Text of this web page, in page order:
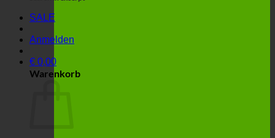
SALE
Anmelden
€ 0,00
Warenkorb